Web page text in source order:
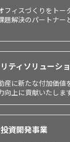
フィスづくりをトー
題解決のパートナー
ティソリューシ
産に新たな付加価値
向上に貢献いたしま
資開発事業